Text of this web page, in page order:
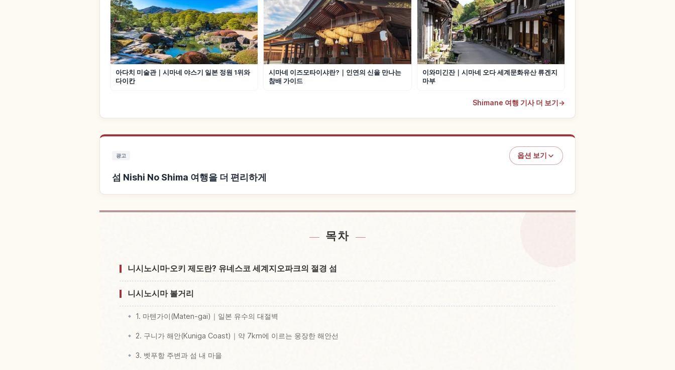
아다치 미술관｜시마네 야스기 일본 정원 1위와
다이칸
시마네 이즈모타이샤란?｜인연의 신을 만나는
참배 가이드
이와미긴잔｜시마네 오다 세계문화유산 류겐지
마부
Shimane 여행 기사 더 보기 →
광고 옵션 보기
섬 Nishi No Shima 여행을 더 편리하게
목차
니시노시마·오키 제도란? 유네스코 세계지오파크의 절경 섬
니시노시마 볼거리
1. 마텐가이(Maten-gai)｜일본 유수의 대절벽
2. 구니가 해안(Kuniga Coast)｜약 7km에 이르는 웅장한 해안선
3. 벳푸항 주변과 섬 내 마을